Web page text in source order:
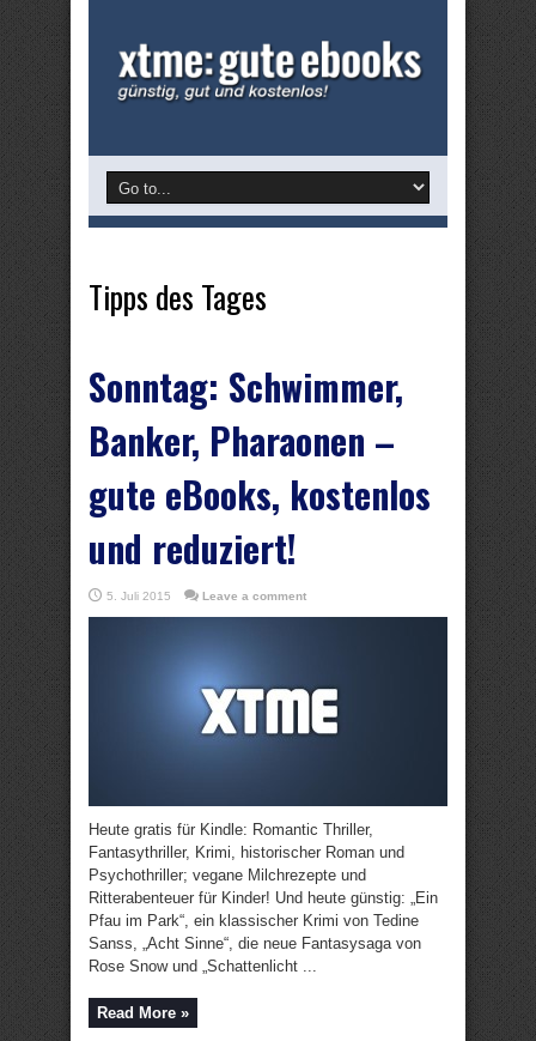
Tipps des Tages
Sonntag: Schwimmer,
Banker, Pharaonen –
gute eBooks, kostenlos
und reduziert!
5. Juli 2015 Leave a comment
Heute gratis für Kindle: Romantic Thriller,
Fantasythriller, Krimi, historischer Roman und
Psychothriller; vegane Milchrezepte und
Ritterabenteuer für Kinder! Und heute günstig: „Ein
Pfau im Park“, ein klassischer Krimi von Tedine
Sanss, „Acht Sinne“, die neue Fantasysaga von
Rose Snow und „Schattenlicht ...
Read More »